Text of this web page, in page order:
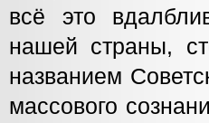
всё это
нашей страны,
названием
массового